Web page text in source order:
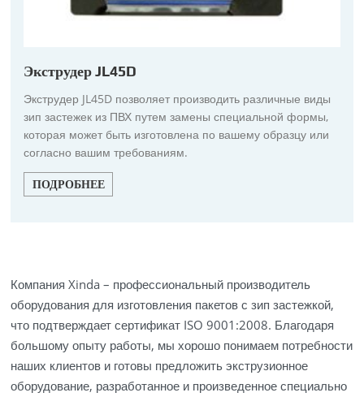
Экструдер JL45D
Экструдер JL45D позволяет производить различные виды
зип застежек из ПВХ путем замены специальной формы,
которая может быть изготовлена по вашему образцу или
согласно вашим требованиям.
ПОДРОБНЕЕ
Компания Xinda – профессиональный производитель
оборудования для изготовления пакетов с зип застежкой,
что подтверждает сертификат ISO 9001:2008. Благодаря
большому опыту работы, мы хорошо понимаем потребности
наших клиентов и готовы предложить экструзионное
оборудование, разработанное и произведенное специально